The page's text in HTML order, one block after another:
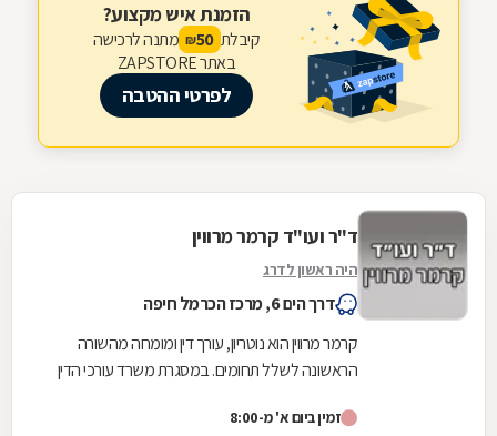
הזמנת איש מקצוע?
קיבלת 50
₪ מתנה לרכישה
באתר ZAPSTORE
לפרטי ההטבה
ד"ר ועו"ד קרמר מרווין
היה ראשון לדרג
דרך הים 6, מרכז הכרמל חיפה
קרמר מרווין הוא נוטריון, עורך דין ומומחה מהשורה
הראשונה לשלל תחומים. במסגרת משרד עורכי הדין
שירותים...
זמין ביום א' מ-8:00